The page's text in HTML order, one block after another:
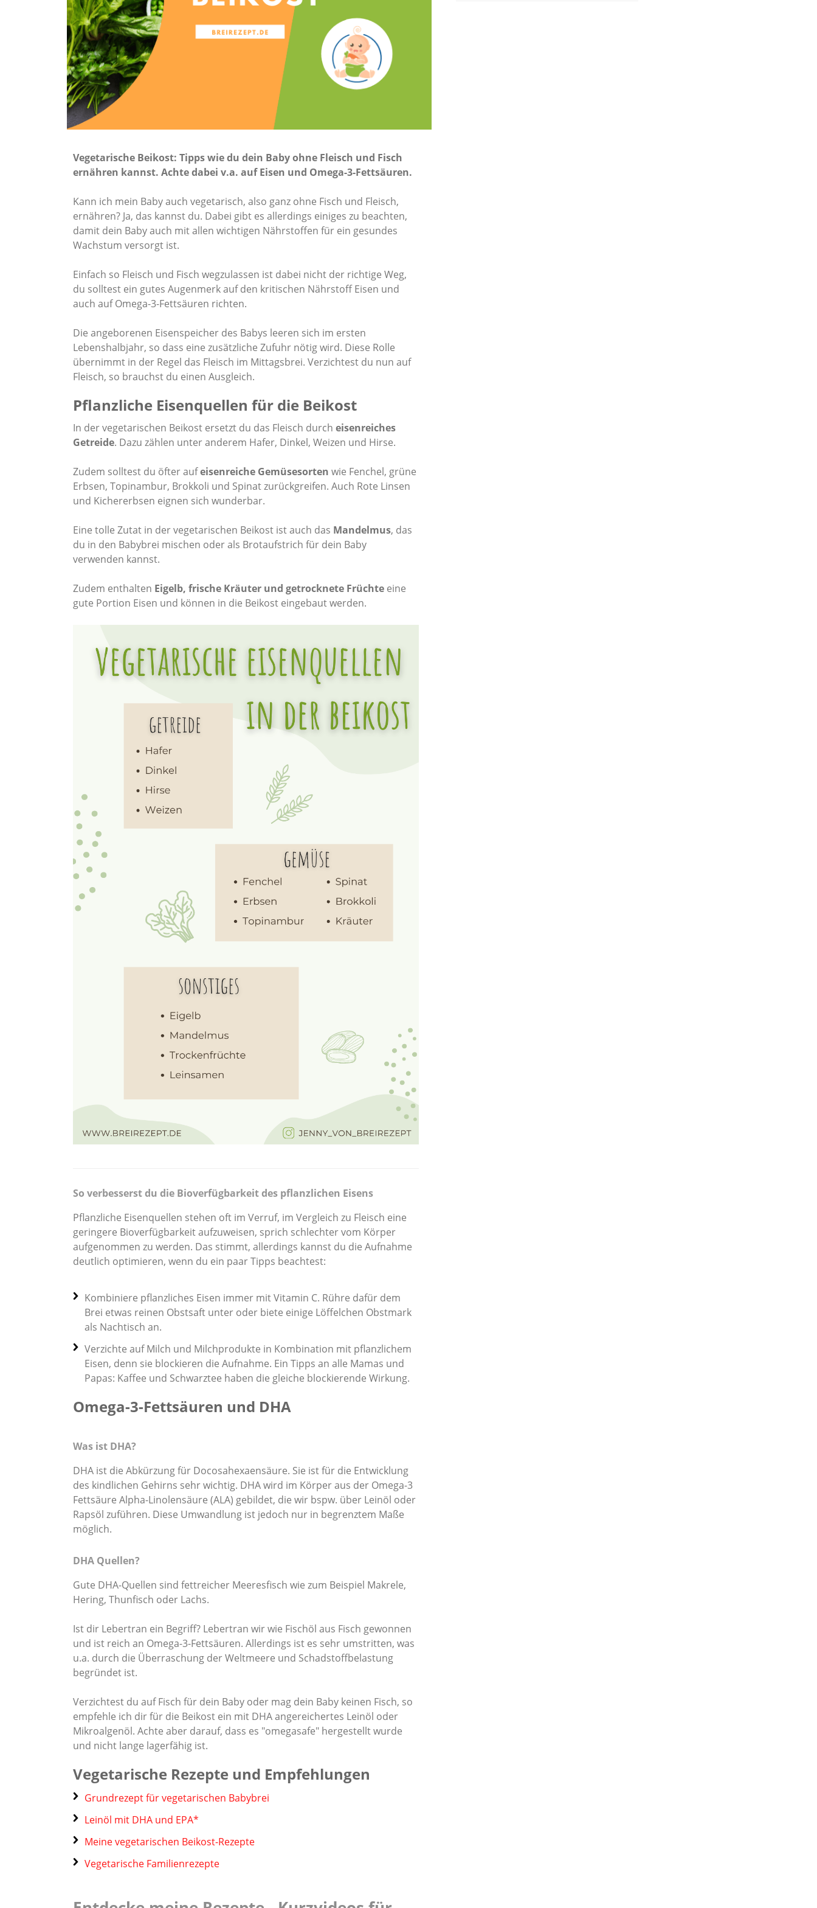
Vegetarische Beikost: Tipps wie du dein Baby ohne Fleisch und Fisch
ernähren kannst. Achte dabei v.a. auf Eisen und Omega-3-Fettsäuren.
Kann ich mein Baby auch vegetarisch, also ganz ohne Fisch und Fleisch,
ernähren? Ja, das kannst du. Dabei gibt es allerdings einiges zu beachten,
damit dein Baby auch mit allen wichtigen Nährstoffen für ein gesundes
Wachstum versorgt ist.
Einfach so Fleisch und Fisch wegzulassen ist dabei nicht der richtige Weg,
du solltest ein gutes Augenmerk auf den kritischen Nährstoff Eisen und
auch auf Omega-3-Fettsäuren richten.
Die angeborenen Eisenspeicher des Babys leeren sich im ersten
Lebenshalbjahr, so dass eine zusätzliche Zufuhr nötig wird. Diese Rolle
übernimmt in der Regel das Fleisch im Mittagsbrei. Verzichtest du nun auf
Fleisch, so brauchst du einen Ausgleich.
Pflanzliche Eisenquellen für die Beikost
In der vegetarischen Beikost ersetzt du das Fleisch durch eisenreiches
Getreide. Dazu zählen unter anderem Hafer, Dinkel, Weizen und Hirse.
Zudem solltest du öfter aufeisenreiche Gemüsesorten wie Fenchel, grüne
Erbsen, Topinambur, Brokkoli und Spinat zurückgreifen. Auch Rote Linsen
und Kichererbsen eignen sich wunderbar.
Eine tolle Zutat in der vegetarischen Beikost ist auch das Mandelmus, das
du in den Babybrei mischen oder als Brotaufstrich für dein Baby
verwenden kannst.
Zudem enthalten Eigelb, frische Kräuter und getrocknete Früchte eine
gute Portion Eisen und können in die Beikost eingebaut werden.
So verbesserst du die Bioverfügbarkeit des pflanzlichen Eisens
Pflanzliche Eisenquellen stehen oft im Verruf, im Vergleich zu Fleisch eine
geringere Bioverfügbarkeit aufzuweisen, sprich schlechter vom Körper
aufgenommen zu werden. Das stimmt, allerdings kannst du die Aufnahme
deutlich optimieren, wenn du ein paar Tipps beachtest:
Kombiniere pflanzliches Eisen immer mit Vitamin C. Rühre dafür dem
Brei etwas reinen Obstsaft unter oder biete einige Löffelchen Obstmark
als Nachtisch an.
Verzichte auf Milch und Milchprodukte in Kombination mit pflanzlichem
Eisen, denn sie blockieren die Aufnahme. Ein Tipps an alle Mamas und
Papas: Kaffee und Schwarztee haben die gleiche blockierende Wirkung.
Omega-3-Fettsäuren und DHA
Was ist DHA?
DHA ist die Abkürzung für Docosahexaensäure. Sie ist für die Entwicklung
des kindlichen Gehirns sehr wichtig. DHA wird im Körper aus der Omega-3
Fettsäure Alpha-Linolensäure (ALA) gebildet, die wir bspw. über Leinöl oder
Rapsöl zuführen. Diese Umwandlung ist jedoch nur in begrenztem Maße
möglich.
DHA Quellen?
Gute DHA-Quellen sind fettreicher Meeresfisch wie zum Beispiel Makrele,
Hering, Thunfisch oder Lachs.
Ist dir Lebertran ein Begriff? Lebertran wir wie Fischöl aus Fisch gewonnen
und ist reich an Omega-3-Fettsäuren. Allerdings ist es sehr umstritten, was
u.a. durch die Überraschung der Weltmeere und Schadstoffbelastung
begründet ist.
Verzichtest du auf Fisch für dein Baby oder mag dein Baby keinen Fisch, so
empfehle ich dir für die Beikost ein mit DHA angereichertes Leinöl oder
Mikroalgenöl. Achte aber darauf, dass es "omegasafe" hergestellt wurde
und nicht lange lagerfähig ist.
Vegetarische Rezepte und Empfehlungen
Grundrezept für vegetarischen Babybrei
Leinöl mit DHA und EPA*
Meine vegetarischen Beikost-Rezepte
Vegetarische Familienrezepte